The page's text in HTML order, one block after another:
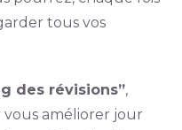
tous vos
des révisions”,
améliorer jour